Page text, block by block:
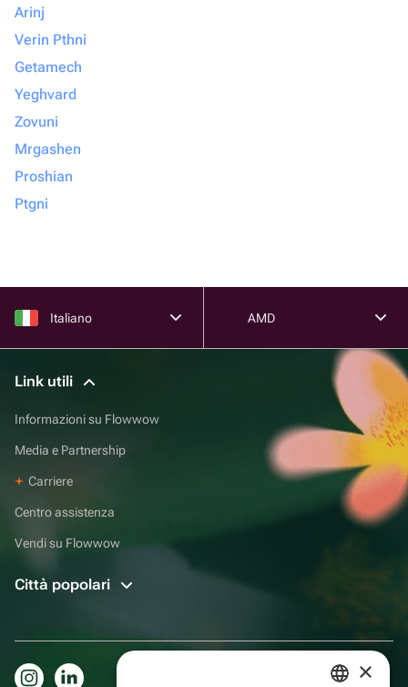
Arinj
Verin Pthni
Getamech
Yeghvard
Zovuni
Mrgashen
Proshian
Ptgni
Italiano AMD
Link utili
Informazioni su Flowwow
Media e Partnership
Carriere
Centro assistenza
Vendi su Flowwow
Città popolari
×